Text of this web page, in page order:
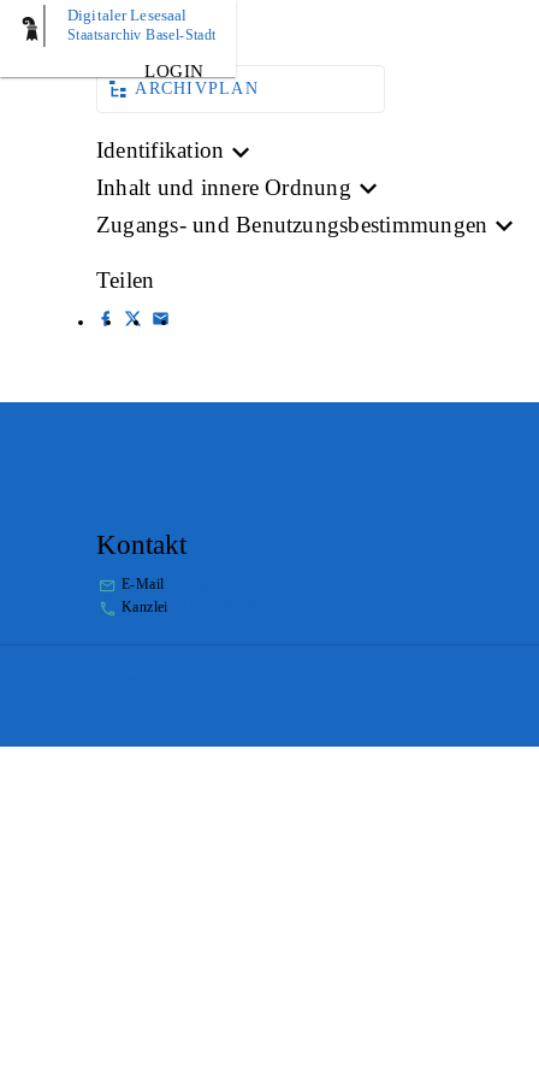
Digitaler Lesesaal
Staatsarchiv Basel-Stadt
LOGIN
AKTE
ARCHIVPLAN
Identifikation
Inhalt und innere Ordnung
Zugangs- und Benutzungsbestimmungen
Teilen
Kontakt
E-Mail
Kanzlei